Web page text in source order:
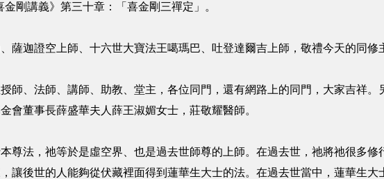
金剛講義》第三十章：「喜金剛三禪定」。
薩迦證空上師、十六世大寶法王噶瑪巴、吐登達爾吉上師，敬禮今天的同修
師、法師、講師、助教、堂主，各位同門，還有網路上的同門，大家吉祥。
會董事長薛盛華夫人薛王淑媚女士，莊敬耀醫師。
尊法，祂等於是虛空界、也是過去世師尊的上師。在過去世，祂將祂很多
讓後世的人能夠從伏藏裡面得到蓮華生大士的法。在過去世當中，蓮華生